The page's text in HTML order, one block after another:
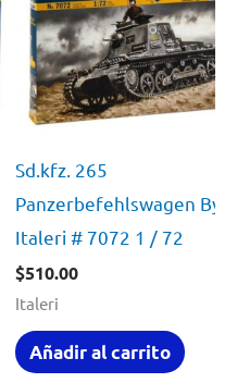
Sd.kfz. 265
Panzerbefehlswagen By
Italeri # 7072 1 / 72
$510.00
Italeri
Añadir al carrito